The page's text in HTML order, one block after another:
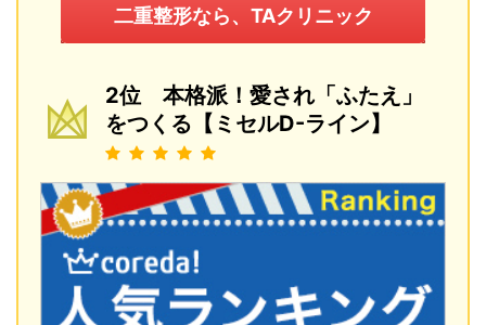
二重整形なら、TAクリニック
2位 本格派！愛され「ふたえ」
をつくる【ミセルD-ライン】